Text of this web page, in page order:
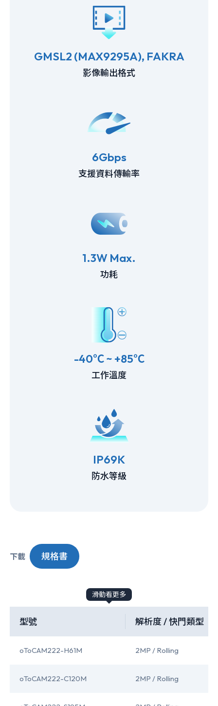
GMSL2 (MAX9295A), FAKRA
影像輸出格式
6Gbps
支援資料傳輸率
1.3W Max.
功耗
-40℃ ~ +85℃
工作溫度
IP69K
防水等級
下載 規格書
滑動看更多
型號 解析度 / 快門類型
oToCAM222-H61M 2MP / Rolling
oToCAM222-C120M 2MP / Rolling